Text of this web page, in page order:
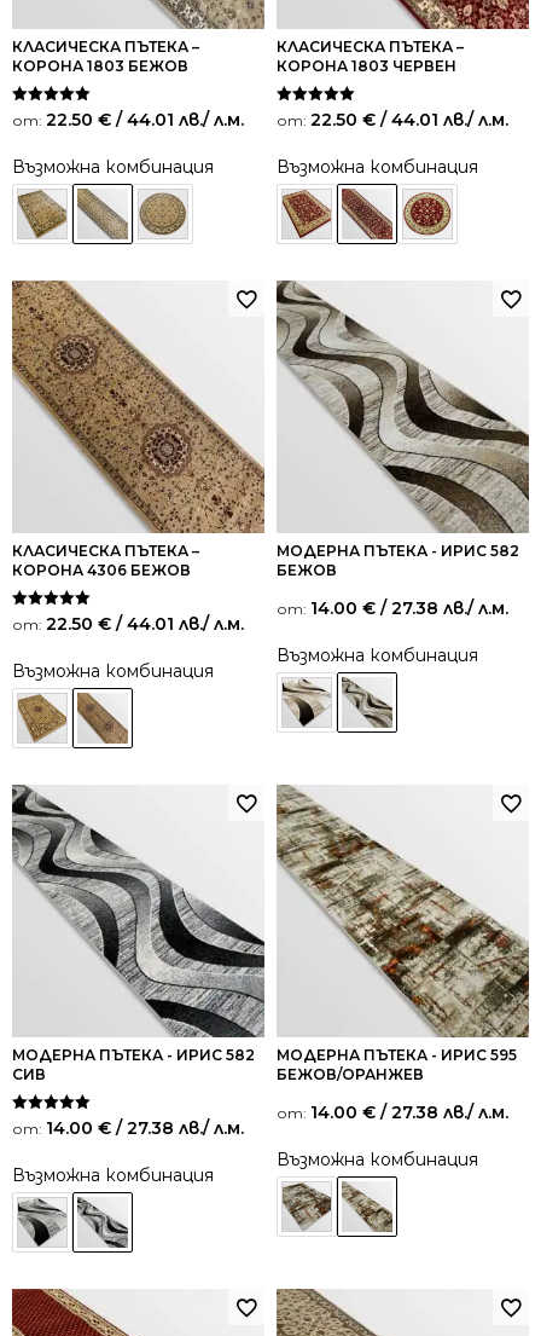
КЛАСИЧЕСКА ПЪТЕКА –
КОРОНА 1803 БЕЖОВ
Оценено на
5.00
от: 22.50 € / 44.01 лв./ л.м.
Възможна комбинация
КЛАСИЧЕСКА ПЪТЕКА –
КОРОНА 1803 ЧЕРВЕН
Оценено на
5.00
от: 22.50 € / 44.01 лв./ л.м.
Възможна комбинация
КЛАСИЧЕСКА ПЪТЕКА –
КОРОНА 4306 БЕЖОВ
Оценено на
5.00
от: 22.50 € / 44.01 лв./ л.м.
Възможна комбинация
МОДЕРНА ПЪТЕКА - ИРИС 582
БЕЖОВ
от: 14.00 € / 27.38 лв./ л.м.
Възможна комбинация
МОДЕРНА ПЪТЕКА - ИРИС 582
СИВ
Оценено на
5.00
от: 14.00 € / 27.38 лв./ л.м.
Възможна комбинация
МОДЕРНА ПЪТЕКА - ИРИС 595
БЕЖОВ/ОРАНЖЕВ
от: 14.00 € / 27.38 лв./ л.м.
Възможна комбинация